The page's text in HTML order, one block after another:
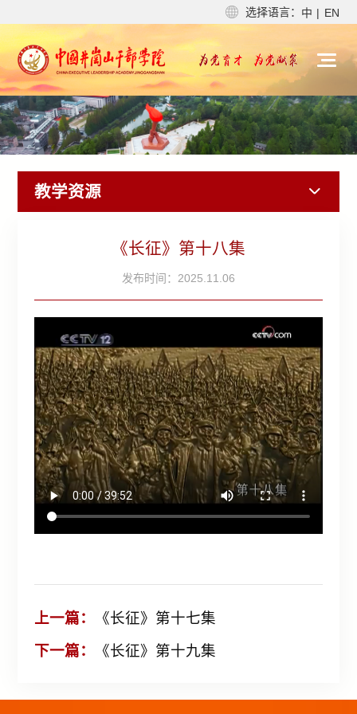
选择语言： 中 | EN
教学资源
《长征》第十八集
发布时间：2025.11.06
上一篇：
《长征》第十七集
下一篇：
《长征》第十九集